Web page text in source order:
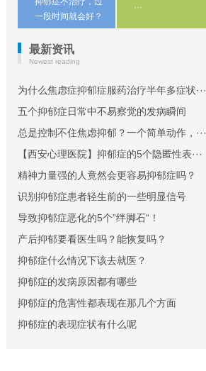
···
一段时间就会好？
最新资讯
Newest reading
为什么焦虑症抑郁症服药治疗半年多症状···
五个抑郁症日常中不易察觉的发病瞬间
总是控制不住焦虑抑郁？一个简单动作，···
【西安心理医院】抑郁症的5个隐匿性表···
精神力量强的人竟然会更容易抑郁症吗？
识别抑郁症患者轻生前的一些明显信号
导致抑郁症恶化的5个”绊脚石“！
产后抑郁要看医生吗？能恢复吗？
抑郁症什么情况下该去就医？
抑郁症的发病原因都有哪些
抑郁症的危害性都表现在那几个方面
抑郁症的表现症状有什么呢